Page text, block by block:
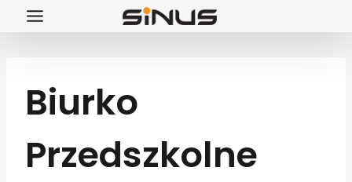
Przejdź
Biurko
Przedszkolne